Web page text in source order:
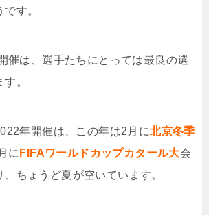
す。
催は、選手たちにとっては最良の選
。
年開催は、この年は2月に北京冬季
に FIFAワールドカップカタール大会
ちょうど夏が空いています。